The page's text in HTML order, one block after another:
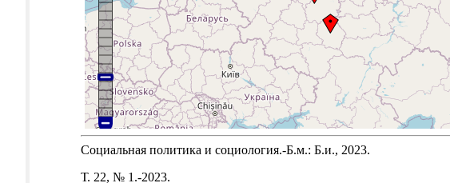
Социальная политика и социология.-Б.м.: Б.и., 2023.
Т. 22, № 1.-2023.